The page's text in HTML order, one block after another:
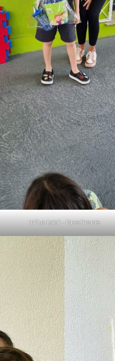
inFlux Itajaí – Face the pie